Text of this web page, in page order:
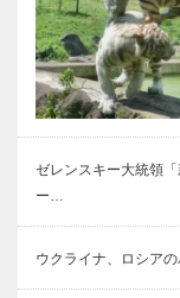
ゼレンスキー大統領
ー…
ウクライナ、ロシア